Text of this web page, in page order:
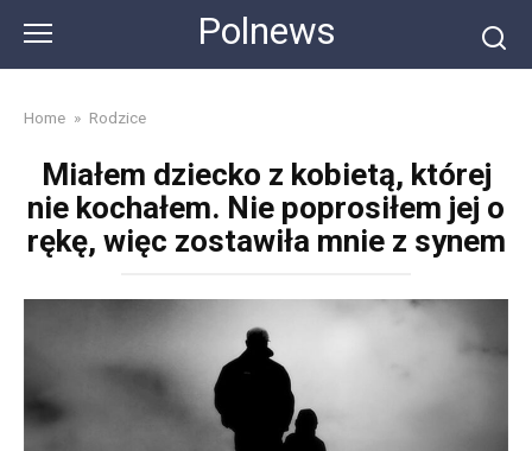
content
Polnews
Home » Rodzice
Miałem dziecko z kobietą, której
nie kochałem. Nie poprosiłem jej o
rękę, więc zostawiła mnie z synem